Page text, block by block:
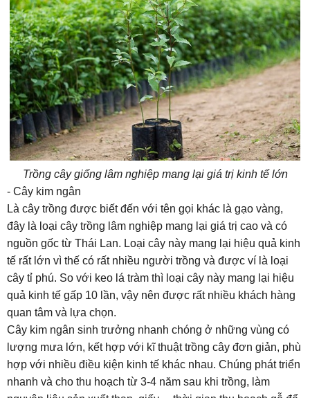
Trồng cây giống lâm nghiệp mang lại giá trị kinh tế lớn
- Cây kim ngân
Là cây trồng được biết đến với tên gọi khác là gạo vàng,
đây là loại cây trồng lâm nghiệp mang lại giá trị cao và có
nguồn gốc từ Thái Lan. Loại cây này mang lại hiệu quả kinh
tế rất lớn vì thế có rất nhiều người trồng và được ví là loại
cây tỉ phú. So với keo lá tràm thì loại cây này mang lại hiệu
quả kinh tế gấp 10 lần, vậy nên được rất nhiều khách hàng
quan tâm và lựa chọn.
Cây kim ngân sinh trưởng nhanh chóng ở những vùng có
lượng mưa lớn, kết hợp với kĩ thuật trồng cây đơn giản, phù
hợp với nhiều điều kiện kinh tế khác nhau. Chúng phát triển
nhanh và cho thu hoạch từ 3-4 năm sau khi trồng, làm